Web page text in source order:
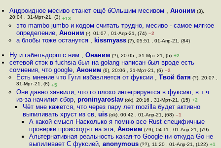
Андроидное месиво станет ещё бОльшим месивом ,Аноним (3),
20:04 , 31-Мрт-21, (3) +13
это mambo jumbo и кодом считать трудно, месиво - самое мягкое
определение, Аноним (-), 01:07 , 01-Апр-21, (74) –2
а блобы тоже останутся , kissmyass(?), 05:51 , 01-Апр-21, (84)
Ну и габельдорш с ним ,Онаним (?), 20:05 , 31-Мрт-21, (5) +2
сетевой стэк в fuchsia был на golang написан был вроде есть
сомнения, что google,Аноним (6), 20:06 , 31-Мрт-21, (6) –2
Есть мнение что Гугл избавляется от фуксии , Твой батя (?), 20:07 ,
31-Мрт-21, (8) +5
Они давно заявили, что го плохо интегрируется в фуксию, в т ч
из-за начилия сбор, proninyaroslav(ok), 20:16 , 31-Мрт-21, (15) +2
Чёт мне кажется, что через пару лет mozilla будет активно
выпиливать хруст из св, uis(ok), 00:42 , 01-Апр-21, (68) –1
А какой смысл Насколько я помню все Rust специфичные
проверки происходят на эта,Аноним (79), 04:11 , 01-Апр-21, (79)
Альтернативная реальность какая-то Google ни откуда Go не
выпиливает С фуксией,anonymous (??), 11:20 , 01-Апр-21, (122) +1